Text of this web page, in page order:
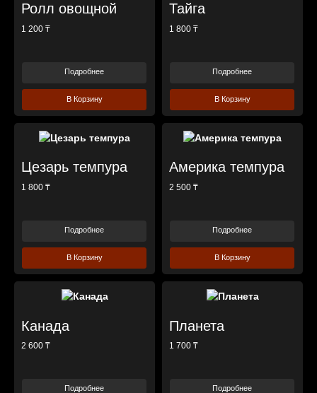
Ролл овощной
1 200 ₸
Подробнее
В Корзину
Тайга
1 800 ₸
Подробнее
В Корзину
Цезарь темпура
1 800 ₸
Подробнее
В Корзину
Америка темпура
2 500 ₸
Подробнее
В Корзину
Канада
2 600 ₸
Подробнее
Планета
1 700 ₸
Подробнее